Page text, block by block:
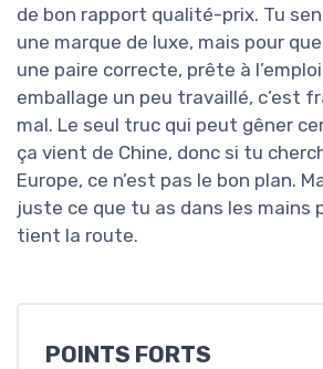
de bon rapport qualité-prix. Tu
une marque de luxe, mais pour
une paire correcte, prête à
emballage un peu travaillé, c’est
mal. Le seul truc qui peut gêner
ça vient de Chine, donc si tu
Europe, ce n’est pas le bon plan.
juste ce que tu as dans les mains
tient la route.
POINTS FORTS